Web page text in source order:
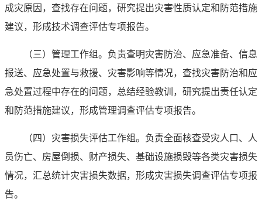
成灾原因，查找存在问题，研究提出灾害性质认定和防范措施
建议，形成技术调查评估专项报告。
（三）管理工作组。 负责查明灾害防治、应急准备、信息
报送、应急处置与救援、灾害影响等情况，查找灾害防治和应
急处置过程中存在的问题，总结经验教训，研究提出责任认定
和防范措施建议，形成管理调查评估专项报告。
（四）灾害损失评估工作组。 负责全面核查受灾人口、人
员伤亡、房屋倒损、财产损失、基础设施损毁等各类灾害损失
情况，汇总统计灾害损失数据，形成灾害损失调查评估专项报
告。